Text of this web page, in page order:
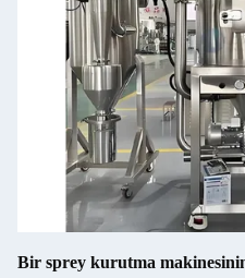
Bir sprey kurutma